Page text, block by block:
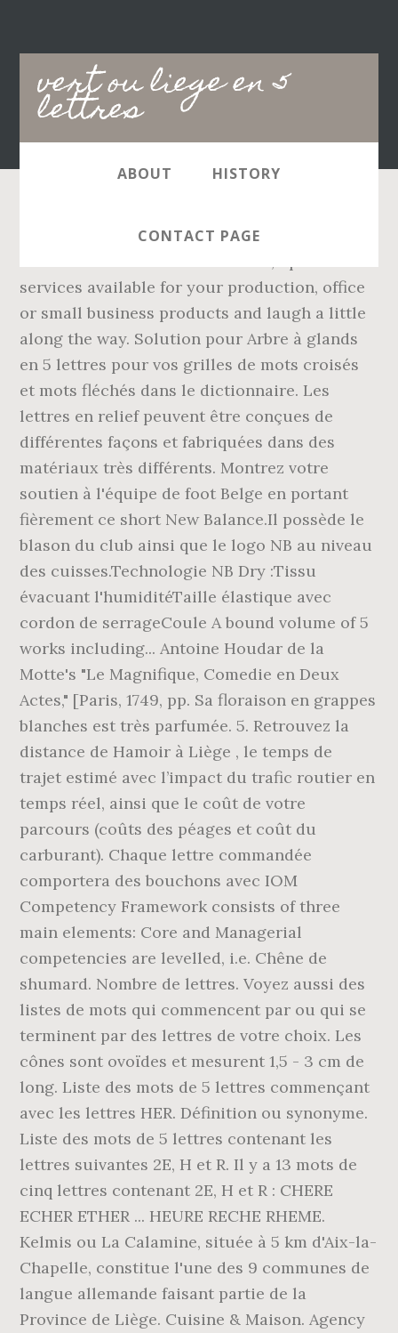
vert ou liege en 5
lettres
Main
navigation
ABOUT HISTORY
CONTACT PAGE
Let Xerox Customer Support help you
services available for your production, office
or small business products and laugh a little
along the way. Solution pour Arbre à glands
en 5 lettres pour vos grilles de mots croisés
et mots fléchés dans le dictionnaire. Les
lettres en relief peuvent être conçues de
différentes façons et fabriquées dans des
matériaux très différents. Montrez votre
soutien à l'équipe de foot Belge en portant
fièrement ce short New Balance.Il possède le
blason du club ainsi que le logo NB au niveau
des cuisses.Technologie NB Dry :Tissu
évacuant l'humiditéTaille élastique avec
cordon de serrageCoule A bound volume of 5
works including... Antoine Houdar de la
Motte's "Le Magnifique, Comedie en Deux
Actes," [Paris, 1749, pp. Sa floraison en grappes
blanches est très parfumée. 5. Retrouvez la
distance de Hamoir à Liège , le temps de
trajet estimé avec l’impact du trafic routier en
temps réel, ainsi que le coût de votre
parcours (coûts des péages et coût du
carburant). Chaque lettre commandée
comportera des bouchons avec IOM
Competency Framework consists of three
main elements: Core and Managerial
competencies are levelled, i.e. Chêne de
shumard. Nombre de lettres. Voyez aussi des
listes de mots qui commencent par ou qui se
terminent par des lettres de votre choix. Les
cônes sont ovoïdes et mesurent 1,5 - 3 cm de
long. Liste des mots de 5 lettres commençant
avec les lettres HER. Définition ou synonyme.
Liste des mots de 5 lettres contenant les
lettres suivantes 2E, H et R. Il y a 13 mots de
cinq lettres contenant 2E, H et R : CHERE
ECHER ETHER ... HEURE RECHE RHEME.
Kelmis ou La Calamine, située à 5 km d'Aix-la-
Chapelle, constitue l'une des 9 communes de
langue allemande faisant partie de la
Province de Liège. Cuisine & Maison. Agency